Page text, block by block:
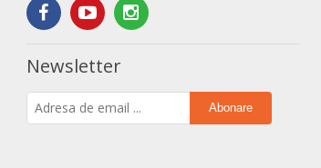
Newsletter
Abonare